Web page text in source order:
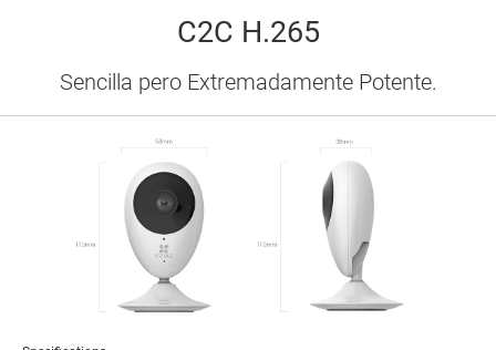
C2C H.265
Sencilla pero Extremadamente Potente.